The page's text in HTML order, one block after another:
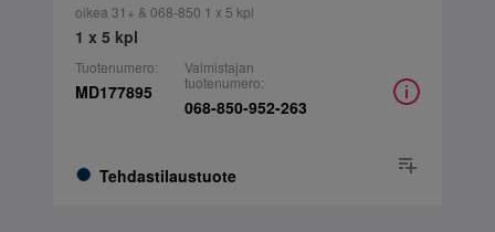
oikea 31+ & 068-850 1 x 5 kpl
1 x 5 kpl
Tuotenumero:
MD177895
Tehdastilaustuote
Valmistajan
tuotenumero:
068-850-952-263